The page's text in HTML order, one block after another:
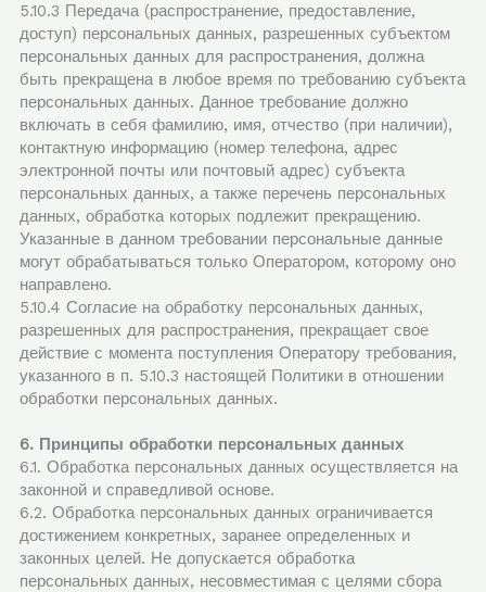
5.10.3 Передача (распространение, предоставление,
доступ) персональных данных, разрешенных субъектом
персональных данных для распространения, должна
быть прекращена в любое время по требованию субъекта
персональных данных. Данное требование должно
включать в себя фамилию, имя, отчество (при наличии),
контактную информацию (номер телефона, адрес
электронной почты или почтовый адрес) субъекта
персональных данных, а также перечень персональных
данных, обработка которых подлежит прекращению.
Указанные в данном требовании персональные данные
могут обрабатываться только Оператором, которому оно
направлено.
5.10.4 Согласие на обработку персональных данных,
разрешенных для распространения, прекращает свое
действие с момента поступления Оператору требования,
указанного в п. 5.10.3 настоящей Политики в отношении
обработки персональных данных.
6. Принципы обработки персональных данных
6.1. Обработка персональных данных осуществляется на
законной и справедливой основе.
6.2. Обработка персональных данных ограничивается
достижением конкретных, заранее определенных и
законных целей. Не допускается обработка
персональных данных, несовместимая с целями сбора